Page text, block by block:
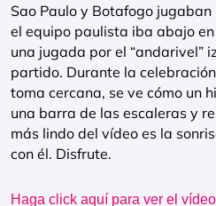
Sao Paulo y Botafogo
el equipo paulista iba abajo
una jugada por el “andarivel”
partido. Durante la
toma cercana, se ve cómo un
una barra de las escaleras y
más lindo del vídeo es la
con él. Disfrute.
Haga click aquí para ver el vídeo